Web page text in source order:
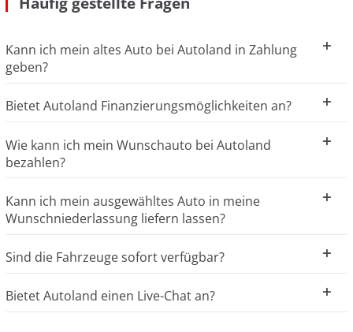
Kann ich mein altes Auto bei Autoland in Zahlung
geben?
Bietet Autoland Finanzierungsmöglichkeiten an?
Wie kann ich mein Wunschauto bei Autoland
bezahlen?
Kann ich mein ausgewähltes Auto in meine
Wunschniederlassung liefern lassen?
Sind die Fahrzeuge sofort verfügbar?
Bietet Autoland einen Live-Chat an?